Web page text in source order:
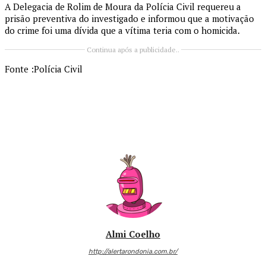
A Delegacia de Rolim de Moura da Polícia Civil requereu a
prisão preventiva do investigado e informou que a motivação
do crime foi uma dívida que a vítima teria com o homicida.
Continua após a publicidade..
Fonte :Polícia Civil
Almi Coelho
http://alertarondonia.com.br/